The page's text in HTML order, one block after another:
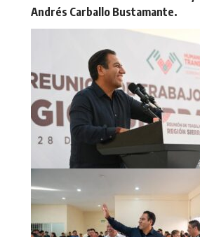
Andrés Carballo Bustamante.